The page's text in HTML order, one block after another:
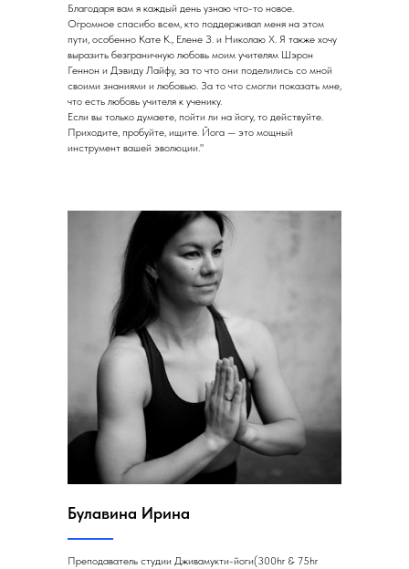
Благодаря вам я каждый день узнаю что-то новое.
Огромное спасибо всем, кто поддерживал меня на этом
пути, особенно Кате К., Елене З. и Николаю Х. Я также хочу
выразить безграничную любовь моим учителям Шэрон
Геннон и Дэвиду Лайфу, за то что они поделились со мной
своими знаниями и любовью. За то что смогли показать мне,
что есть любовь учителя к ученику.
Если вы только думаете, пойти ли на йогу, то действуйте.
Приходите, пробуйте, ищите. Йога — это мощный
инструмент вашей эволюции."
Булавина Ирина
Преподаватель студии Дживамукти-йоги(300hr & 75hr